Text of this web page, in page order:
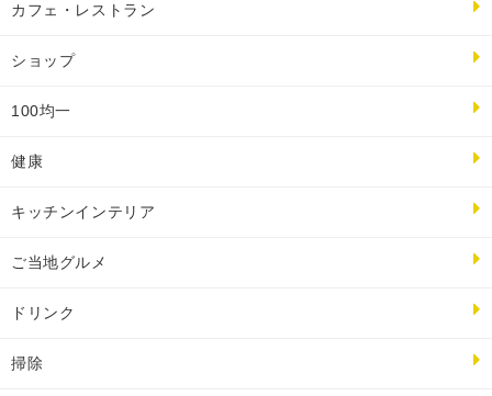
カフェ・レストラン
ショップ
100均一
健康
キッチンインテリア
ご当地グルメ
ドリンク
掃除